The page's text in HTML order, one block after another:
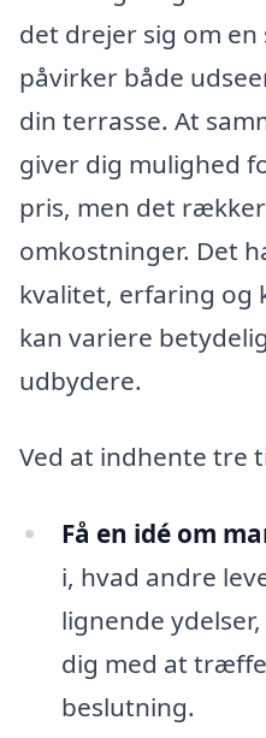
det drejer sig om
påvirker både
din terrasse. At
giver dig mulighed
pris, men det
omkostninger. Det
kvalitet, erfaring og
kan variere
udbydere.
Ved at indhente tre
Få en idé om
i, hvad andre
lignende
dig med at
beslutning.